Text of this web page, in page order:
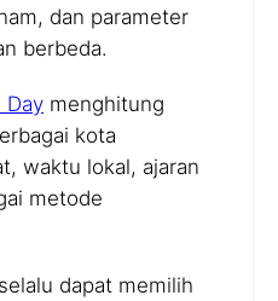
dan parameter
berbeda.
Day menghitung
kota
waktu lokal, ajaran
metode
dapat memilih